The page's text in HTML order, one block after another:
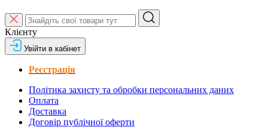
Клієнту
Увійти в кабінет
Реєстрація
Політика захисту та обробки персональних даних
Оплата
Доставка
Договір публічної оферти